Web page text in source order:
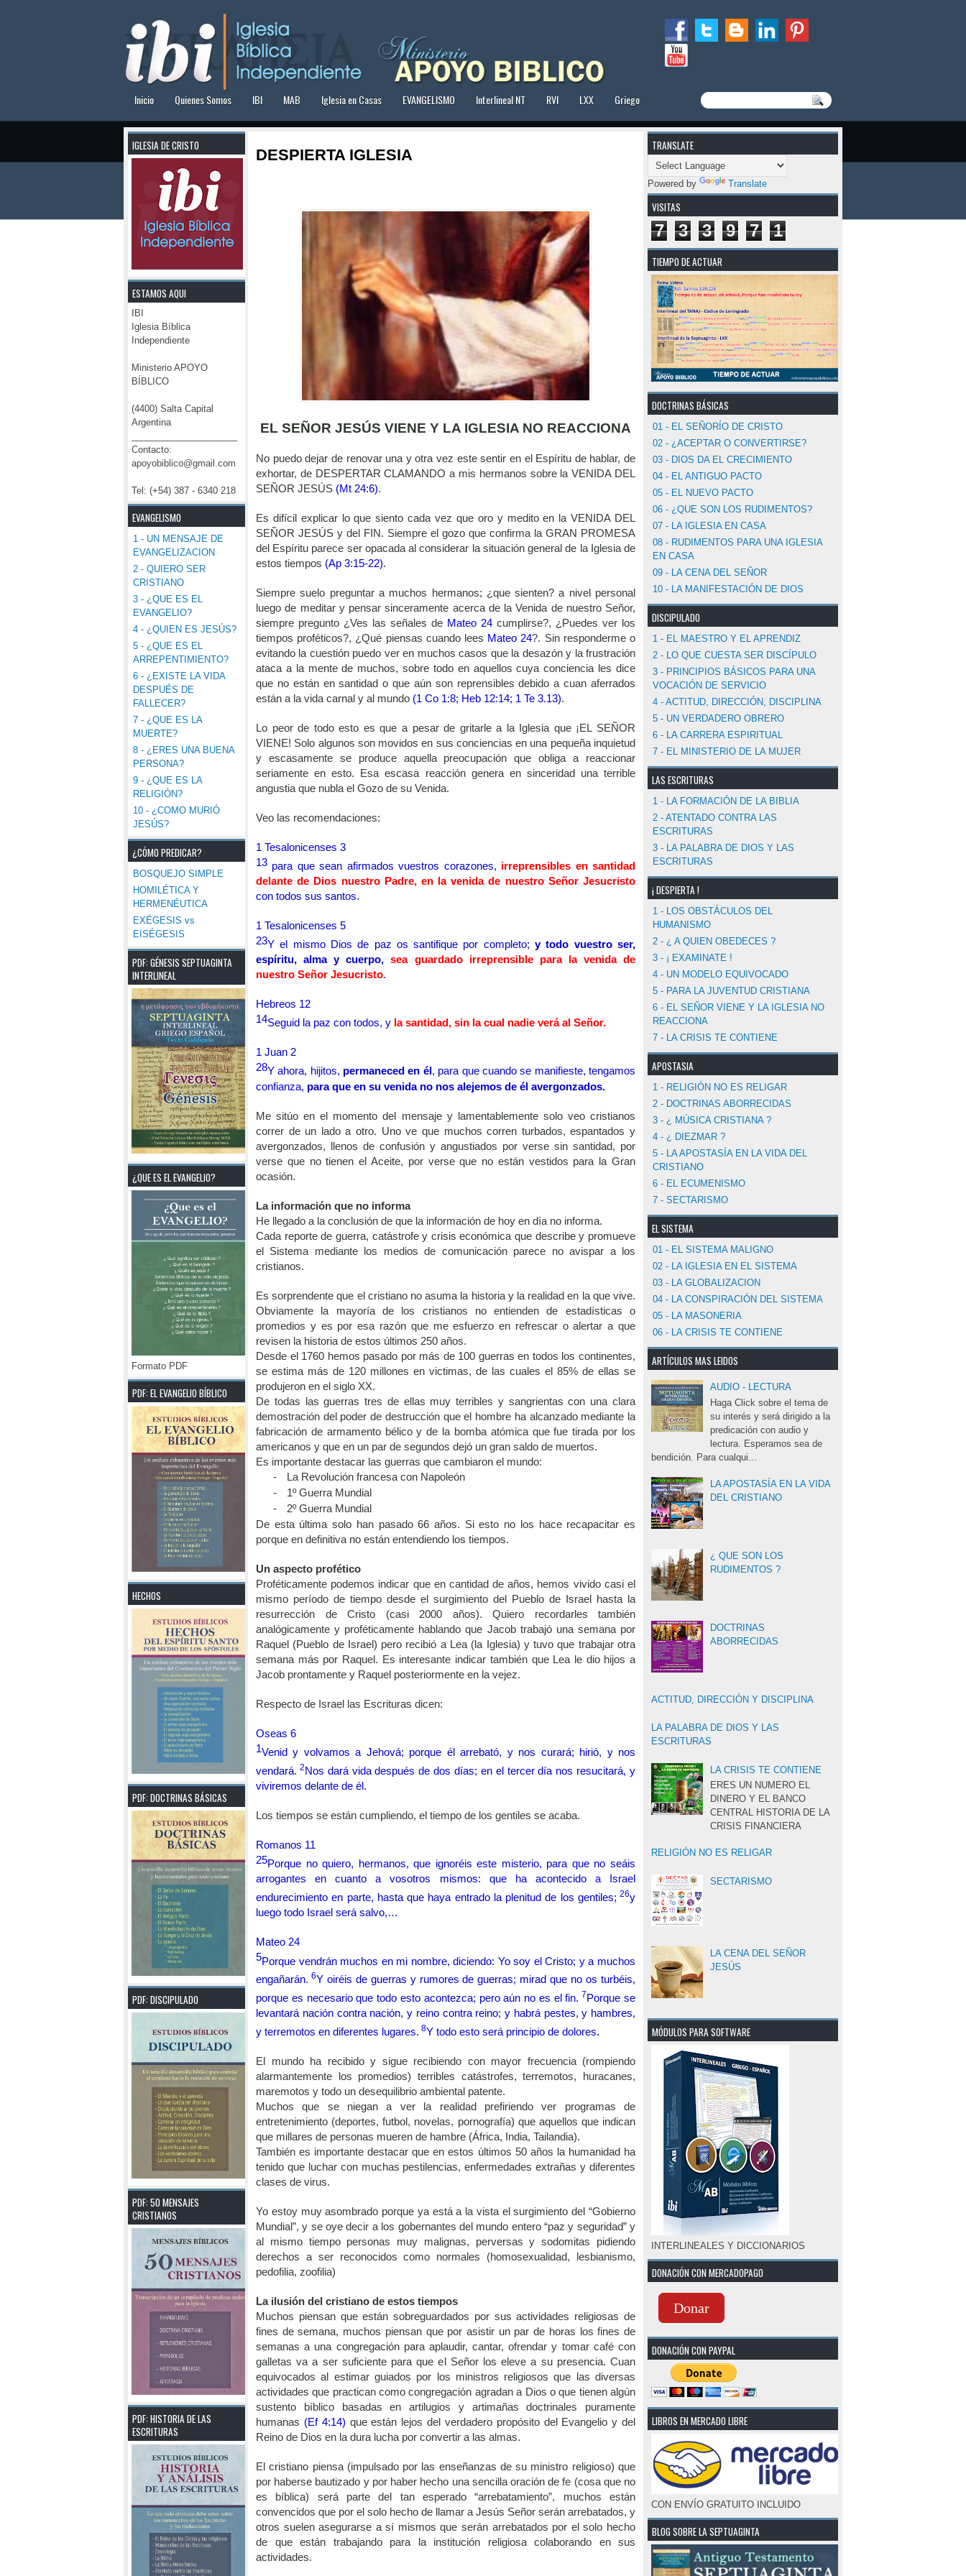
Inicio Quienes Somos IBI MAB Iglesia en Casas EVANGELISMO Interlineal NT RVI LXX Griego
TRANSLATE
Powered by Translate
VISITAS
7 3 3 9 7 1
TIEMPO DE ACTUAR
DOCTRINAS BÁSICAS
01 - EL SEÑORÍO DE CRISTO
02 - ¿ACEPTAR O CONVERTIRSE?
03 - DIOS DA EL CRECIMIENTO
04 - EL ANTIGUO PACTO
05 - EL NUEVO PACTO
06 - ¿QUE SON LOS RUDIMENTOS?
07 - LA IGLESIA EN CASA
08 - RUDIMENTOS PARA UNA IGLESIA
EN CASA
09 - LA CENA DEL SEÑOR
10 - LA MANIFESTACIÓN DE DIOS
DISCIPULADO
1 - EL MAESTRO Y EL APRENDIZ
2 - LO QUE CUESTA SER DISCÍPULO
3 - PRINCIPIOS BÁSICOS PARA UNA
VOCACIÓN DE SERVICIO
4 - ACTITUD, DIRECCIÓN, DISCIPLINA
5 - UN VERDADERO OBRERO
6 - LA CARRERA ESPIRITUAL
7 - EL MINISTERIO DE LA MUJER
LAS ESCRITURAS
1 - LA FORMACIÓN DE LA BIBLIA
2 - ATENTADO CONTRA LAS
ESCRITURAS
3 - LA PALABRA DE DIOS Y LAS
ESCRITURAS
¡ DESPIERTA !
1 - LOS OBSTÁCULOS DEL
HUMANISMO
2 - ¿ A QUIEN OBEDECES ?
3 - ¡ EXAMINATE !
4 - UN MODELO EQUIVOCADO
5 - PARA LA JUVENTUD CRISTIANA
6 - EL SEÑOR VIENE Y LA IGLESIA NO
REACCIONA
7 - LA CRISIS TE CONTIENE
APOSTASIA
1 - RELIGIÓN NO ES RELIGAR
2 - DOCTRINAS ABORRECIDAS
3 - ¿ MÚSICA CRISTIANA ?
4 - ¿ DIEZMAR ?
5 - LA APOSTASÍA EN LA VIDA DEL
CRISTIANO
6 - EL ECUMENISMO
7 - SECTARISMO
EL SISTEMA
01 - EL SISTEMA MALIGNO
02 - LA IGLESIA EN EL SISTEMA
03 - LA GLOBALIZACION
04 - LA CONSPIRACIÓN DEL SISTEMA
05 - LA MASONERIA
06 - LA CRISIS TE CONTIENE
ARTÍCULOS MAS LEIDOS
AUDIO - LECTURA
Haga Click sobre el tema de
su interés y será dirigido a la
predicación con audio y
lectura. Esperamos sea de
bendición. Para cualqui...
LA APOSTASÍA EN LA VIDA
DEL CRISTIANO
¿ QUE SON LOS
RUDIMENTOS ?
DOCTRINAS
ABORRECIDAS
ACTITUD, DIRECCIÓN Y DISCIPLINA
LA PALABRA DE DIOS Y LAS
ESCRITURAS
LA CRISIS TE CONTIENE
ERES UN NUMERO EL
DINERO Y EL BANCO
CENTRAL HISTORIA DE LA
CRISIS FINANCIERA
RELIGIÓN NO ES RELIGAR
SECTARISMO
LA CENA DEL SEÑOR
JESÚS
MÓDULOS PARA SOFTWARE
INTERLINEALES Y DICCIONARIOS
DONACIÓN CON MERCADOPAGO
Donar
DONACIÓN CON PAYPAL
LIBROS EN MERCADO LIBRE
CON ENVÍO GRATUITO INCLUIDO
BLOG SOBRE LA SEPTUAGINTA
DESPIERTA IGLESIA
EL SEÑOR JESÚS VIENE Y LA IGLESIA NO REACCIONA
No puedo dejar de renovar una y otra vez este sentir en el Espíritu de hablar, de
exhortar, de DESPERTAR CLAMANDO a mis hermanos sobre la VENIDA DEL
SEÑOR JESÚS (Mt 24:6).
Es difícil explicar lo que siento cada vez que oro y medito en la VENIDA DEL
SEÑOR JESÚS y del FIN. Siempre el gozo que confirma la GRAN PROMESA
del Espíritu parece ser opacada al considerar la situación general de la Iglesia de
estos tiempos (Ap 3:15-22).
Siempre suelo preguntar a muchos hermanos; ¿que sienten? a nivel personal
luego de meditar y pensar sinceramente acerca de la Venida de nuestro Señor,
siempre pregunto ¿Ves las señales de Mateo 24 cumplirse?, ¿Puedes ver los
tiempos proféticos?, ¿Qué piensas cuando lees Mateo 24?. Sin responderme o
evitando la cuestión puedo ver en muchos casos que la desazón y la frustración
ataca a la mente de muchos, sobre todo en aquellos cuya conciencia les dice
que no están en santidad o que aún son reprensibles debido a cuan aferrados
están a la vida carnal y al mundo (1 Co 1:8; Heb 12:14; 1 Te 3.13).
Lo peor de todo esto es que a pesar de gritarle a la Iglesia que ¡EL SEÑOR
VIENE! Solo algunos son movidos en sus conciencias en una pequeña inquietud
y escasamente se produce aquella preocupación que obliga a reaccionar
seriamente en esto. Esa escasa reacción genera en sinceridad una terrible
angustia que nubla el Gozo de su Venida.
Veo las recomendaciones:
1 Tesalonicenses 3
13 para que sean afirmados vuestros corazones, irreprensibles en santidad
delante de Dios nuestro Padre, en la venida de nuestro Señor Jesucristo
con todos sus santos.
1 Tesalonicenses 5
23Y el mismo Dios de paz os santifique por completo;y todo vuestro ser,
espíritu, alma y cuerpo,sea guardado irreprensible para la venida de
nuestro Señor Jesucristo.
Hebreos 12
14Seguid la paz con todos, y la santidad, sin la cual nadie verá al Señor.
1 Juan 2
28Y ahora, hijitos, permaneced en él , para que cuando se manifieste, tengamos
confianza, para que en su venida no nos alejemos de él avergonzados.
Me sitúo en el momento del mensaje y lamentablemente solo veo cristianos
correr de un lado a otro. Uno ve que muchos corren turbados, espantados y
avergonzados, llenos de confusión y angustiados por verse sin santidad, por
verse que no tienen el Aceite, por verse que no están vestidos para la Gran
ocasión.
La información que no informa
He llegado a la conclusión de que la información de hoy en día no informa.
Cada reporte de guerra, catástrofe y crisis económica que describe y promueve
el Sistema mediante los medios de comunicación parece no avispar a los
cristianos.
Es sorprendente que el cristiano no asuma la historia y la realidad en la que vive.
Obviamente la mayoría de los cristianos no entienden de estadísticas o
promedios y es por esa razón que me esfuerzo en refrescar o alertar a que
revisen la historia de estos últimos 250 años.
Desde el 1760 hemos pasado por más de 100 guerras en todos los continentes,
se estima más de 120 millones en victimas, de las cuales el 85% de ellas se
produjeron en el siglo XX.
De todas las guerras tres de ellas muy terribles y sangrientas con una clara
demostración del poder de destrucción que el hombre ha alcanzado mediante la
fabricación de armamento bélico y de la bomba atómica que fue tirada por los
americanos y que en un par de segundos dejó un gran saldo de muertos.
Es importante destacar las guerras que cambiaron el mundo:
-
La Revolución francesa con Napoleón
-
1º Guerra Mundial
-
2º Guerra Mundial
De esta última solo han pasado 66 años. Si esto no los hace recapacitar es
porque en definitiva no están entendiendo los tiempos.
Un aspecto profético
Proféticamente podemos indicar que en cantidad de años, hemos vivido casi el
mismo período de tiempo desde el surgimiento del Pueblo de Israel hasta la
resurrección de Cristo (casi 2000 años). Quiero recordarles también
analógicamente y proféticamente hablando que Jacob trabajó una semana por
Raquel (Pueblo de Israel) pero recibió a Lea (la Iglesia) y tuvo que trabajar otra
semana más por Raquel. Es interesante indicar también que Lea le dio hijos a
Jacob prontamente y Raquel posteriormente en la vejez.
Respecto de Israel las Escrituras dicen:
Oseas 6
1Venid y volvamos a Jehová; porque él arrebató, y nos curará; hirió, y nos
vendará. 2 Nos dará vida después de dos días; en el tercer día nos resucitará, y
viviremos delante de él.
Los tiempos se están cumpliendo, el tiempo de los gentiles se acaba.
Romanos 11
25Porque no quiero, hermanos, que ignoréis este misterio, para que no seáis
arrogantes en cuanto a vosotros mismos: que ha acontecido a Israel
endurecimiento en parte, hasta que haya entrado la plenitud de los gentiles; 26y
luego todo Israel será salvo,…
Mateo 24
5Porque vendrán muchos en mi nombre, diciendo: Yo soy el Cristo; y a muchos
engañarán. 6Y oiréis de guerras y rumores de guerras; mirad que no os turbéis,
porque es necesario que todo esto acontezca; pero aún no es el fin. 7 Porque se
levantará nación contra nación, y reino contra reino; y habrá pestes, y hambres,
y terremotos en diferentes lugares. 8Y todo esto será principio de dolores.
El mundo ha recibido y sigue recibiendo con mayor frecuencia (rompiendo
alarmantemente los promedios) terribles catástrofes, terremotos, huracanes,
maremotos y todo un desequilibrio ambiental patente.
Muchos que se niegan a ver la realidad prefiriendo ver programas de
entretenimiento (deportes, futbol, novelas, pornografía) que aquellos que indican
que millares de personas mueren de hambre (África, India, Tailandia).
También es importante destacar que en estos últimos 50 años la humanidad ha
tenido que luchar con muchas pestilencias, enfermedades extrañas y diferentes
clases de virus.
Yo estoy muy asombrado porque ya está a la vista el surgimiento del “Gobierno
Mundial”, y se oye decir a los gobernantes del mundo entero “paz y seguridad” y
al mismo tiempo personas muy malignas, perversas y sodomitas pidiendo
derechos a ser reconocidos como normales (homosexualidad, lesbianismo,
pedofilia, zoofilia)
La ilusión del cristiano de estos tiempos
Muchos piensan que están sobreguardados por sus actividades religiosas de
fines de semana, muchos piensan que por asistir un par de horas los fines de
semanas a una congregación para aplaudir, cantar, ofrendar y tomar café con
galletas va a ser suficiente para que el Señor los eleve a su presencia. Cuan
equivocados al estimar guiados por los ministros religiosos que las diversas
actividades que practican como congregación agradan a Dios o que tienen algún
sustento bíblico basadas en artilugios y artimañas doctrinales puramente
humanas (Ef 4:14) que están lejos del verdadero propósito del Evangelio y del
Reino de Dios en la dura lucha por convertir a las almas.
El cristiano piensa (impulsado por las enseñanzas de su ministro religioso) que
por haberse bautizado y por haber hecho una sencilla oración de fe (cosa que no
es bíblica) será parte del tan esperado “arrebatamiento”, muchos están
convencidos que por el solo hecho de llamar a Jesús Señor serán arrebatados, y
otros suelen asegurarse a sí mismos que serán arrebatados por el solo hecho
de que están trabajando para la institución religiosa colaborando en sus
actividades.
IGLESIA DE CRISTO
ESTAMOS AQUI
IBI
Iglesia Bíblica
Independiente
Ministerio APOYO
BÍBLICO
(4400) Salta Capital
Argentina
Contacto:
apoyobiblico@gmail.com
Tel: (+54) 387 - 6340 218
EVANGELISMO
1 - UN MENSAJE DE
EVANGELIZACION
2 - QUIERO SER
CRISTIANO
3 - ¿QUE ES EL
EVANGELIO?
4 - ¿QUIEN ES JESÚS?
5 - ¿QUE ES EL
ARREPENTIMIENTO?
6 - ¿EXISTE LA VIDA
DESPUÉS DE
FALLECER?
7 - ¿QUE ES LA
MUERTE?
8 - ¿ERES UNA BUENA
PERSONA?
9 - ¿QUE ES LA
RELIGIÓN?
10 - ¿COMO MURIÓ
JESÚS?
¿CÓMO PREDICAR?
BOSQUEJO SIMPLE
HOMILÉTICA Y
HERMENÉUTICA
EXÉGESIS vs
EISÉGESIS
PDF: GÉNESIS SEPTUAGINTA
INTERLINEAL
¿QUE ES EL EVANGELIO?
Formato PDF
PDF: EL EVANGELIO BÍBLICO
HECHOS
PDF: DOCTRINAS BÁSICAS
PDF: DISCIPULADO
PDF: 50 MENSAJES
CRISTIANOS
PDF: HISTORIA DE LAS
ESCRITURAS